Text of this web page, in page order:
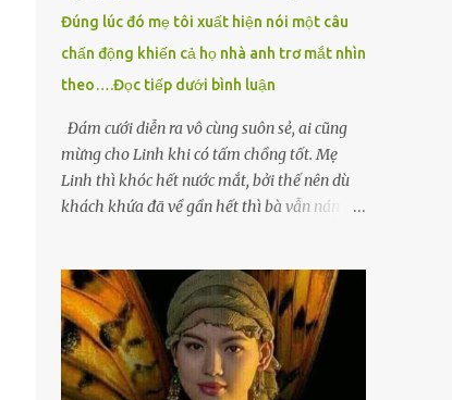
Đúng lúc đó mẹ tôi xuất hiện nói một câu
chấn động khiến cả họ nhà anh trơ mắt nhìn
theo….Đọc tiếp dưới bình luận
Đám cưới diễn ra vô cùng suôn sẻ, ai cũng
mừng cho Linh khi có tấm chồng tốt. Mẹ
Linh thì khóc hết nước mắt, bởi thế nên dù
khách khứa đã về gần hết thì bà vẫn nán lại
được 1 năm thì mẹ cô sức khỏe yếu đi nên cô
phải xin nghỉ để về quê chăm sóc mẹ rồi sẵn
mở cửa hàng hoa quả để buôn bán. Thương
mẹ nên Linh lúc nào cố gắng tằn tiện chi tiêu
cho bản thân, trong khi bạn bè cùng trang